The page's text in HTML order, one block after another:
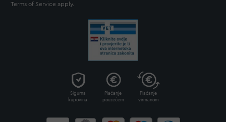
Terms of Service apply.
Sigurna
kupovina
Plaćanje
pouzećem
Plaćanje
virmanom